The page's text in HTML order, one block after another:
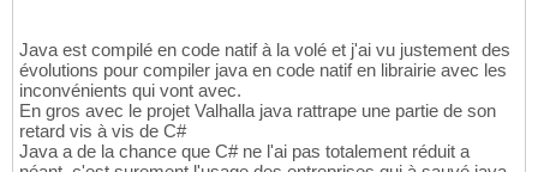
Java est compilé en code natif à la volé et j'ai vu justement des
évolutions pour compiler java en code natif en librairie avec les
inconvénients qui vont avec.
En gros avec le projet Valhalla java rattrape une partie de son
retard vis à vis de C#
Java a de la chance que C# ne l'ai pas totalement réduit a